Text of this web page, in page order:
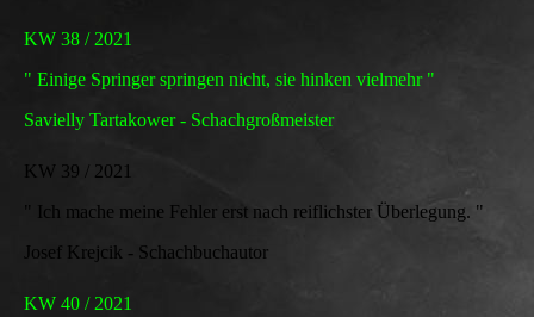
KW 38 / 2021
" Einige Springer springen nicht, sie hinken vielmehr "
Savielly Tartakower - Schachgroßmeister
KW 39 / 2021
" Ich mache meine Fehler erst nach reiflichster Überlegung. "
Josef Krejcik - Schachbuchautor
KW 40 / 2021